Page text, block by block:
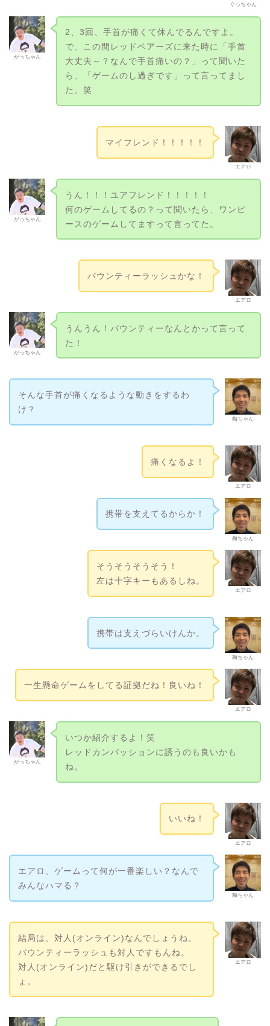
ぐっちゃん
がっちゃん
2、3回、手首が痛くて休んでるんですよ。
で、この間レッドベアーズに来た時に「手首
大丈夫～？なんで手首痛いの？」って聞いた
ら、「ゲームのし過ぎです」って言ってまし
た。笑
エアロ
マイフレンド！！！！！
がっちゃん
うん！！！ユアフレンド！！！！！
何のゲームしてるの？って聞いたら、ワンピ
ースのゲームしてますって言ってた。
エアロ
バウンティーラッシュかな！
がっちゃん
うんうん！バウンティーなんとかって言って
た！
梅ちゃん
そんな手首が痛くなるような動きをするわ
け？
エアロ
痛くなるよ！
梅ちゃん
携帯を支えてるからか！
エアロ
そうそうそうそう！
左は十字キーもあるしね。
梅ちゃん
携帯は支えづらいけんか。
エアロ
一生懸命ゲームをしてる証拠だね！良いね！
がっちゃん
いつか紹介するよ！笑
レッドカンバッションに誘うのも良いかも
ね。
エアロ
いいね！
梅ちゃん
エアロ、ゲームって何が一番楽しい？なんで
みんなハマる？
エアロ
結局は、対人(オンライン)なんでしょうね。
バウンティーラッシュも対人ですもんね。
対人(オンライン)だと駆け引きができるでし
ょ。